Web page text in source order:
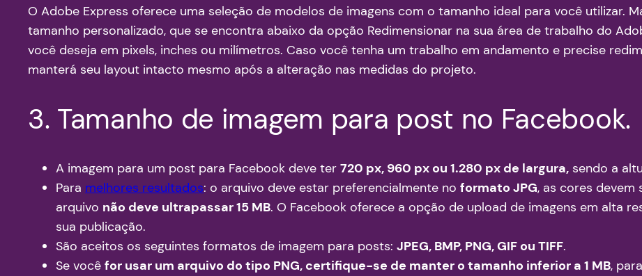
O Adobe Express oferece uma seleção de modelos de imagens com o tamanho ideal para você utilizar.
tamanho personalizado, que se encontra abaixo da opção Redimensionar na sua área de trabalho do
você deseja em pixels, inches ou milímetros. Caso você tenha um trabalho em andamento e precise
manterá seu layout intacto mesmo após a alteração nas medidas do projeto.
3. Tamanho de imagem para post no Facebook.
A imagem para um post para Facebook deve ter 720 px, 960 px ou 1.280 px de largura, sendo a
Para melhores resultados: o arquivo deve estar preferencialmente no formato JPG, as cores devem
arquivo não deve ultrapassar 15 MB. O Facebook oferece a opção de upload de imagens em alta
sua publicação.
São aceitos os seguintes formatos de imagem para posts: JPEG, BMP, PNG, GIF ou TIFF.
Se você for usar um arquivo do tipo PNG, certifique-se de manter o tamanho inferior a 1 MB,